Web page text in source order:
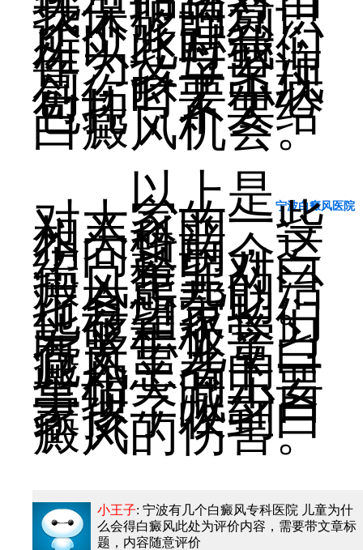
我保护的意识
还不够强烈，
所以此时我们
作为父母要注
意，孩子出现
创伤时要小心
包扎，不要给
白癜风机会。
以上是 宁波白癜风医院
对大家的一些
相关科普，这
个问题的介
绍，希望对白
癜风患儿的治
疗有所帮助。
也希望家长们
能够积极学习
有关于儿童白
癜风患者的一
些相关的主要
事项，减少自
家孩子收到白
癜风的伤害。
小王子: 宁波有几个白癜风专科医院 儿童为什
么会得白癜风此处为评价内容，需要带文章标
题，内容随意评价